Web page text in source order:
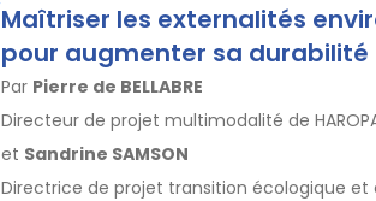
Maîtriser les externalités
pour augmenter sa durabilité
Par Pierre de BELLABRE
Directeur de projet multimodalité de
et Sandrine SAMSON
Directrice de projet transition écologique et